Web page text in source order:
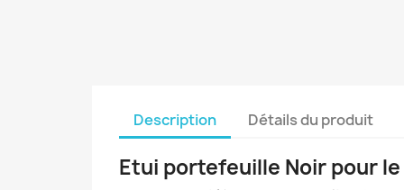
Description Détails du produit
Etui portefeuille Noir pour